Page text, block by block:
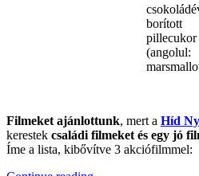
borított
pillecukor
(angolul:
Filmeket ajánlottunk, mert a Híd
kerestek családi filmeket és egy jó
Íme a lista, kibővítve 3 akciófilmmel: